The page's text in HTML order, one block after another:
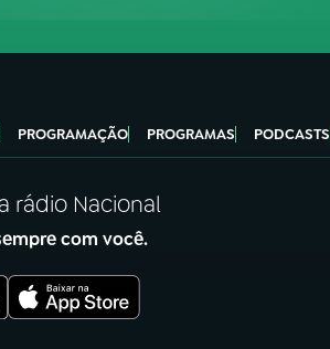
PROGRAMAÇÃO PROGRAMAS PODCASTS
rádio Nacional
com você.